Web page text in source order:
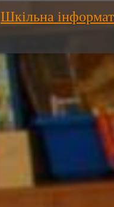
Шкільна